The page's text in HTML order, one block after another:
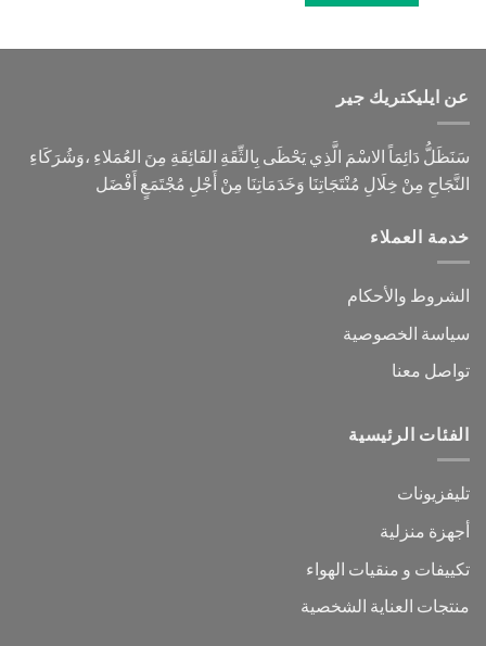
عن ايليكتريك جير
سَنَظَلُّ دَائِمَاً الاسْمَ الَّذِي يَحْظَى بِالثِّقَةِ الفَائِقَةِ مِنَ العُمَلاءِ ،وَشُرَكَاءِ
النَّجَاحِ مِنْ خِلَالِ مُنْتَجَاتِنَا وَخَدَمَاتِنَا مِنْ أَجْلِ مُجْتَمَعٍ أَفْضَل
خدمة العملاء
الشروط والأحكام
سياسة الخصوصية
تواصل معنا
الفئات الرئيسية
تليفزيونات
أجهزة منزلية
تكييفات و منقيات الهواء
منتجات العناية الشخصية